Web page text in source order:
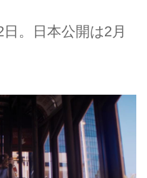
。日本公開は2月